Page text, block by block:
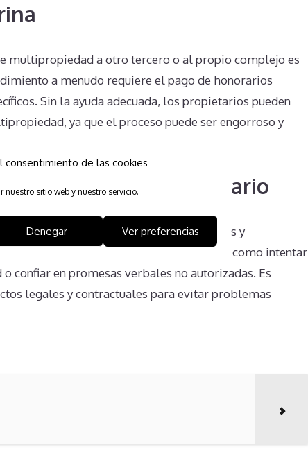
consentimiento de las cookies
sitio web y nuestro servicio.
Denegar Ver preferencias
multipropiedad a otro tercero o al propio complejo es
a menudo requiere el pago de honorarios
Sin la ayuda adecuada, los propietarios pueden
ya que el proceso puede ser engorroso y
Derechos del Propietario
comprensión completa de sus derechos y
llevar a decisiones mal informadas, como intentar
confiar en promesas verbales no autorizadas. Es
legales y contractuales para evitar problemas